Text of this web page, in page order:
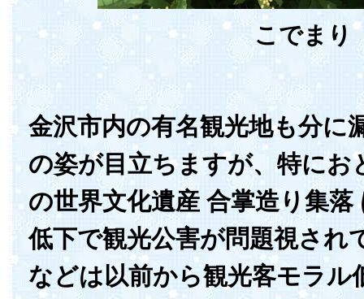
こでまり
金沢市内の有名観光地も分に
の姿が目立ちますが、特にお
の世界文化遺産 合掌造り集
低下で観光公害が問題視され
などは以前から観光客モラル